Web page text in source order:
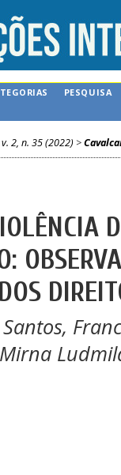
PESQUISA
v. 2, n. 35 (2022) >